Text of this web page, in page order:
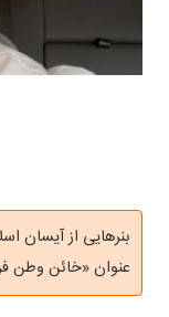
بنرهایی از آیسان
عنوان «خائن وطن